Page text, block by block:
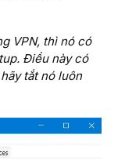
VPN, thì nó có
Điều này có
tắt nó luôn